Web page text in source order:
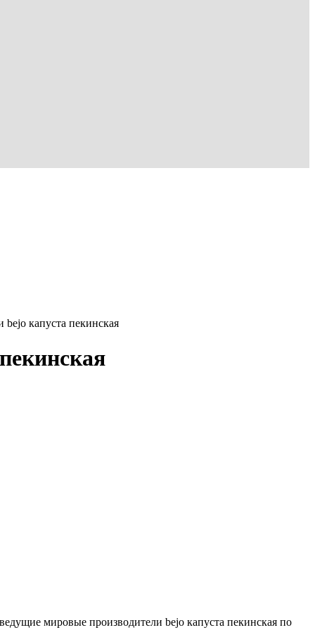
капуста пекинская
мировые производители bejo капуста пекинская по